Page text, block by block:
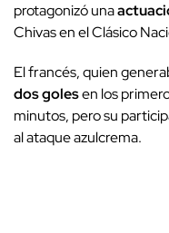
protagonizó una
Chivas en el Clásico
El francés, quien
dos golesen los
minutos, pero su
al ataque azulcrema.